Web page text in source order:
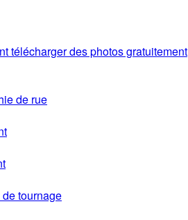
télécharger des photos gratuitement
de rue
tournage